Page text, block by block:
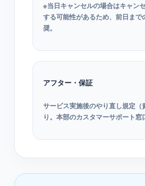
※当日キャンセルの場合はキャン
する可能性があるため、前日まで
奨。
アフター・保証
サービス実施後のやり直し規定（
り。本部のカスタマーサポート窓